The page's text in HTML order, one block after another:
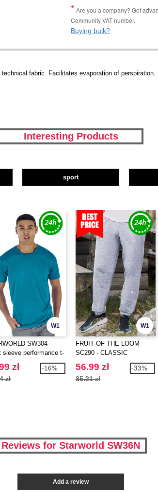
Are you a company? Get
Community VAT number.
Buying bulk?
fabric. Facilitates evaporation of perspiration.
Interesting Products
sport
W1
SW304 -
sleeve performance t-
zł
zł
-16%
W1
FRUIT OF THE LOOM
SC290 - CLASSIC
ELASTICATED CUFF JOG
PANTS
56.99 zł
85.21 zł
-33%
Reviews for Starworld SW36N
Add a review